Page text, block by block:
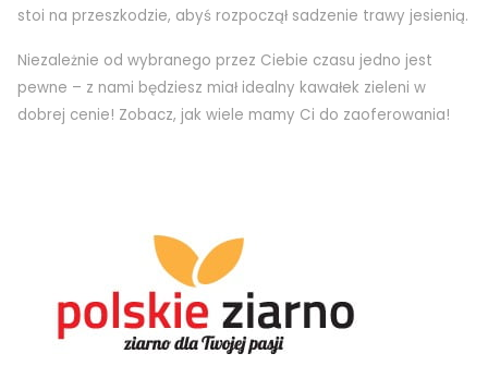
stoi na przeszkodzie, abyś rozpoczął sadzenie trawy jesienią.
Niezależnie od wybranego przez Ciebie czasu jedno jest
pewne – z nami będziesz miał idealny kawałek zieleni w
dobrej cenie! Zobacz, jak wiele mamy Ci do zaoferowania!